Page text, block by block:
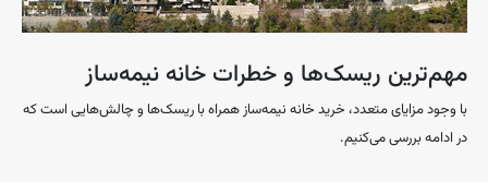
مهم‌ترین ریسک‌ها و خطرات خانه نیمه‌ساز
با وجود مزایای متعدد، خرید خانه نیمه‌ساز همراه با ریسک‌ها و چالش‌هایی است که
در ادامه بررسی می‌کنیم.